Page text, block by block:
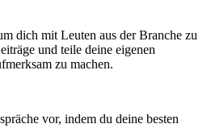
dich mit Leuten aus der Branche zu
und teile deine eigenen
zu machen.
vor, indem du deine besten